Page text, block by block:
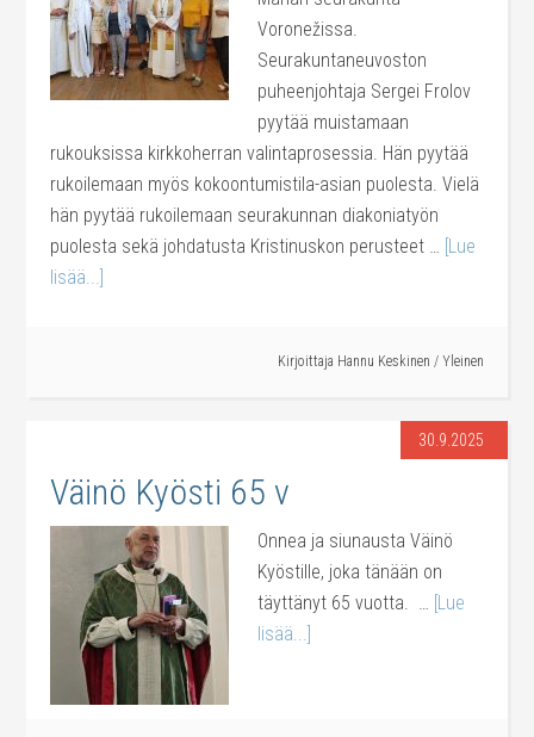
Voronežissa.
Seurakuntaneuvoston
puheenjohtaja Sergei Frolov
pyytää muistamaan
rukouksissa kirkkoherran valintaprosessia. Hän pyytää
rukoilemaan myös kokoontumistila-asian puolesta. Vielä
hän pyytää rukoilemaan seurakunnan diakoniatyön
puolesta sekä johdatusta Kristinuskon perusteet … [Lue
lisää...]
Kirjoittaja Hannu Keskinen / Yleinen
30.9.2025
Väinö Kyösti 65 v
Onnea ja siunausta Väinö
Kyöstille, joka tänään on
täyttänyt 65 vuotta. … [Lue
lisää...]